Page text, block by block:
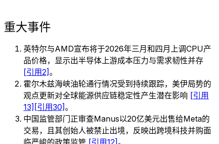
重大事件
英特尔与AMD宣布将于2026年三月和四月上调CPU产
品价格，显示出半导体上游成本压力与需求韧性并存
[引用2]。
霍尔木兹海峡油轮通行情况受到持续跟踪，美伊局势的
观点更新对全球能源供应链稳定性产生潜在影响 [引用
13] [引用30]。
中国监管部门正审查Manus以20亿美元出售给Meta的
交易，且其创始人被禁止出境，反映出跨境科技并购面
临严峻的政策监管 [引用12]。